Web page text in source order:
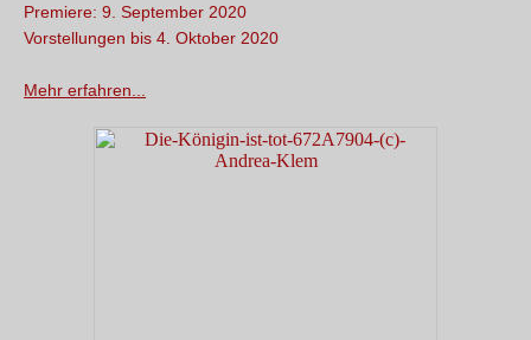
Premiere: 9. September 2020
Vorstellungen bis 4. Oktober 2020
Mehr erfahren...